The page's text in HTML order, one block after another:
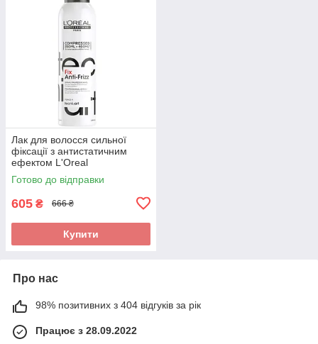
Лак для волосся сильної
фіксації з антистатичним
ефектом L'Oreal
Professionnel Tecni.Art Fix
Anti-Frizz
Готово до відправки
605 ₴ 666 ₴
Купити
Про нас
98% позитивних з 404 відгуків за рік
Працює з 28.09.2022